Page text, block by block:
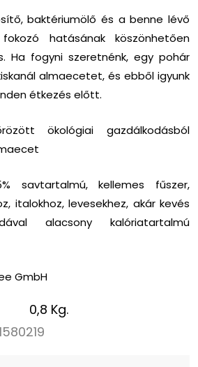
baktériumölő és a benne lévő
hatásának köszönhetően
Ha fogyni szeretnénk, egy pohár
almaecetet, és ebből igyunk
étkezés előtt.
ökológiai gazdálkodásból
savtartalmú, kellemes fűszer,
italokhoz, levesekhez, akár kevés
alacsony kalóriatartalmú
GmbH
0,8 Kg.